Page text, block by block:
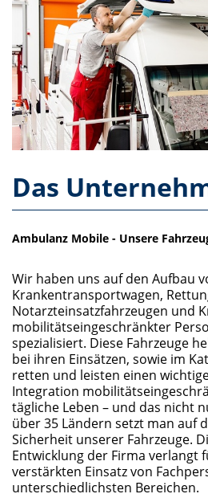
Das
Ambulanz Mobile - Unsere
Wir haben uns auf den Aufbau
Krankentransportwagen,
Notarzteinsatzfahrzeugen und
mobilitätseingeschränkter
spezialisiert. Diese Fahrzeuge
bei ihren Einsätzen, sowie im
retten und leisten einen
Integration
tägliche Leben – und das nicht
über 35 Ländern setzt man auf
Sicherheit unserer Fahrzeuge.
Entwicklung der Firma verlangt
verstärkten Einsatz von
unterschiedlichsten Bereichen.